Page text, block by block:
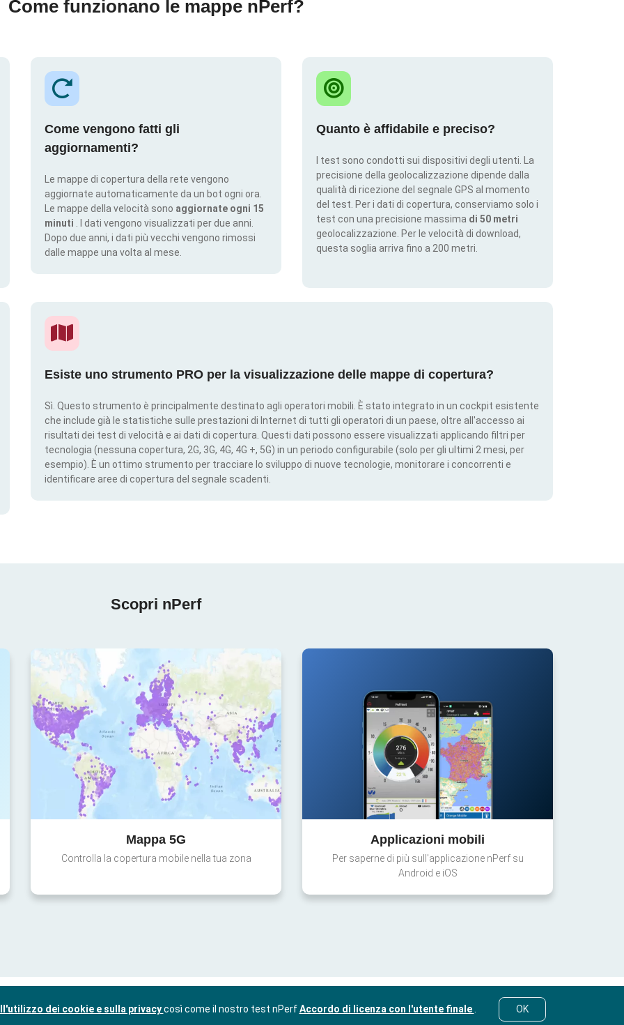
Come funzionano le mappe nPerf?
Come vengono fatti gli
aggiornamenti?
Le mappe di copertura della rete vengono
aggiornate automaticamente da un bot ogni ora.
Le mappe della velocità sono aggiornate ogni 15
minuti
. I dati vengono visualizzati per due anni.
Dopo due anni, i dati più vecchi vengono rimossi
dalle mappe una volta al mese.
Quanto è affidabile e preciso?
I test sono condotti sui dispositivi degli utenti. La
precisione della geolocalizzazione dipende dalla
qualità di ricezione del segnale GPS al momento
del test. Per i dati di copertura, conserviamo solo i
test con una precisione massima di 50 metri
geolocalizzazione. Per le velocità di download,
questa soglia arriva fino a 200 metri.
Esiste uno strumento PRO per la visualizzazione delle mappe di copertura?
Sì. Questo strumento è principalmente destinato agli operatori mobili. È stato integrato in un cockpit esistente
che include già le statistiche sulle prestazioni di Internet di tutti gli operatori di un paese, oltre all'accesso ai
risultati dei test di velocità e ai dati di copertura. Questi dati possono essere visualizzati applicando filtri per
tecnologia (nessuna copertura, 2G, 3G, 4G, 4G +, 5G) in un periodo configurabile (solo per gli ultimi 2 mesi, per
esempio). È un ottimo strumento per tracciare lo sviluppo di nuove tecnologie, monitorare i concorrenti e
identificare aree di copertura del segnale scadenti.
Scopri nPerf
Mappa 5G
Controlla la copertura mobile nella tua zona
Applicazioni mobili
Per saperne di più sull'applicazione nPerf su
Android e iOS
dei cookie e sulla privacycosì come il nostro test nPerfAccordo di licenza con l'utente finale OK